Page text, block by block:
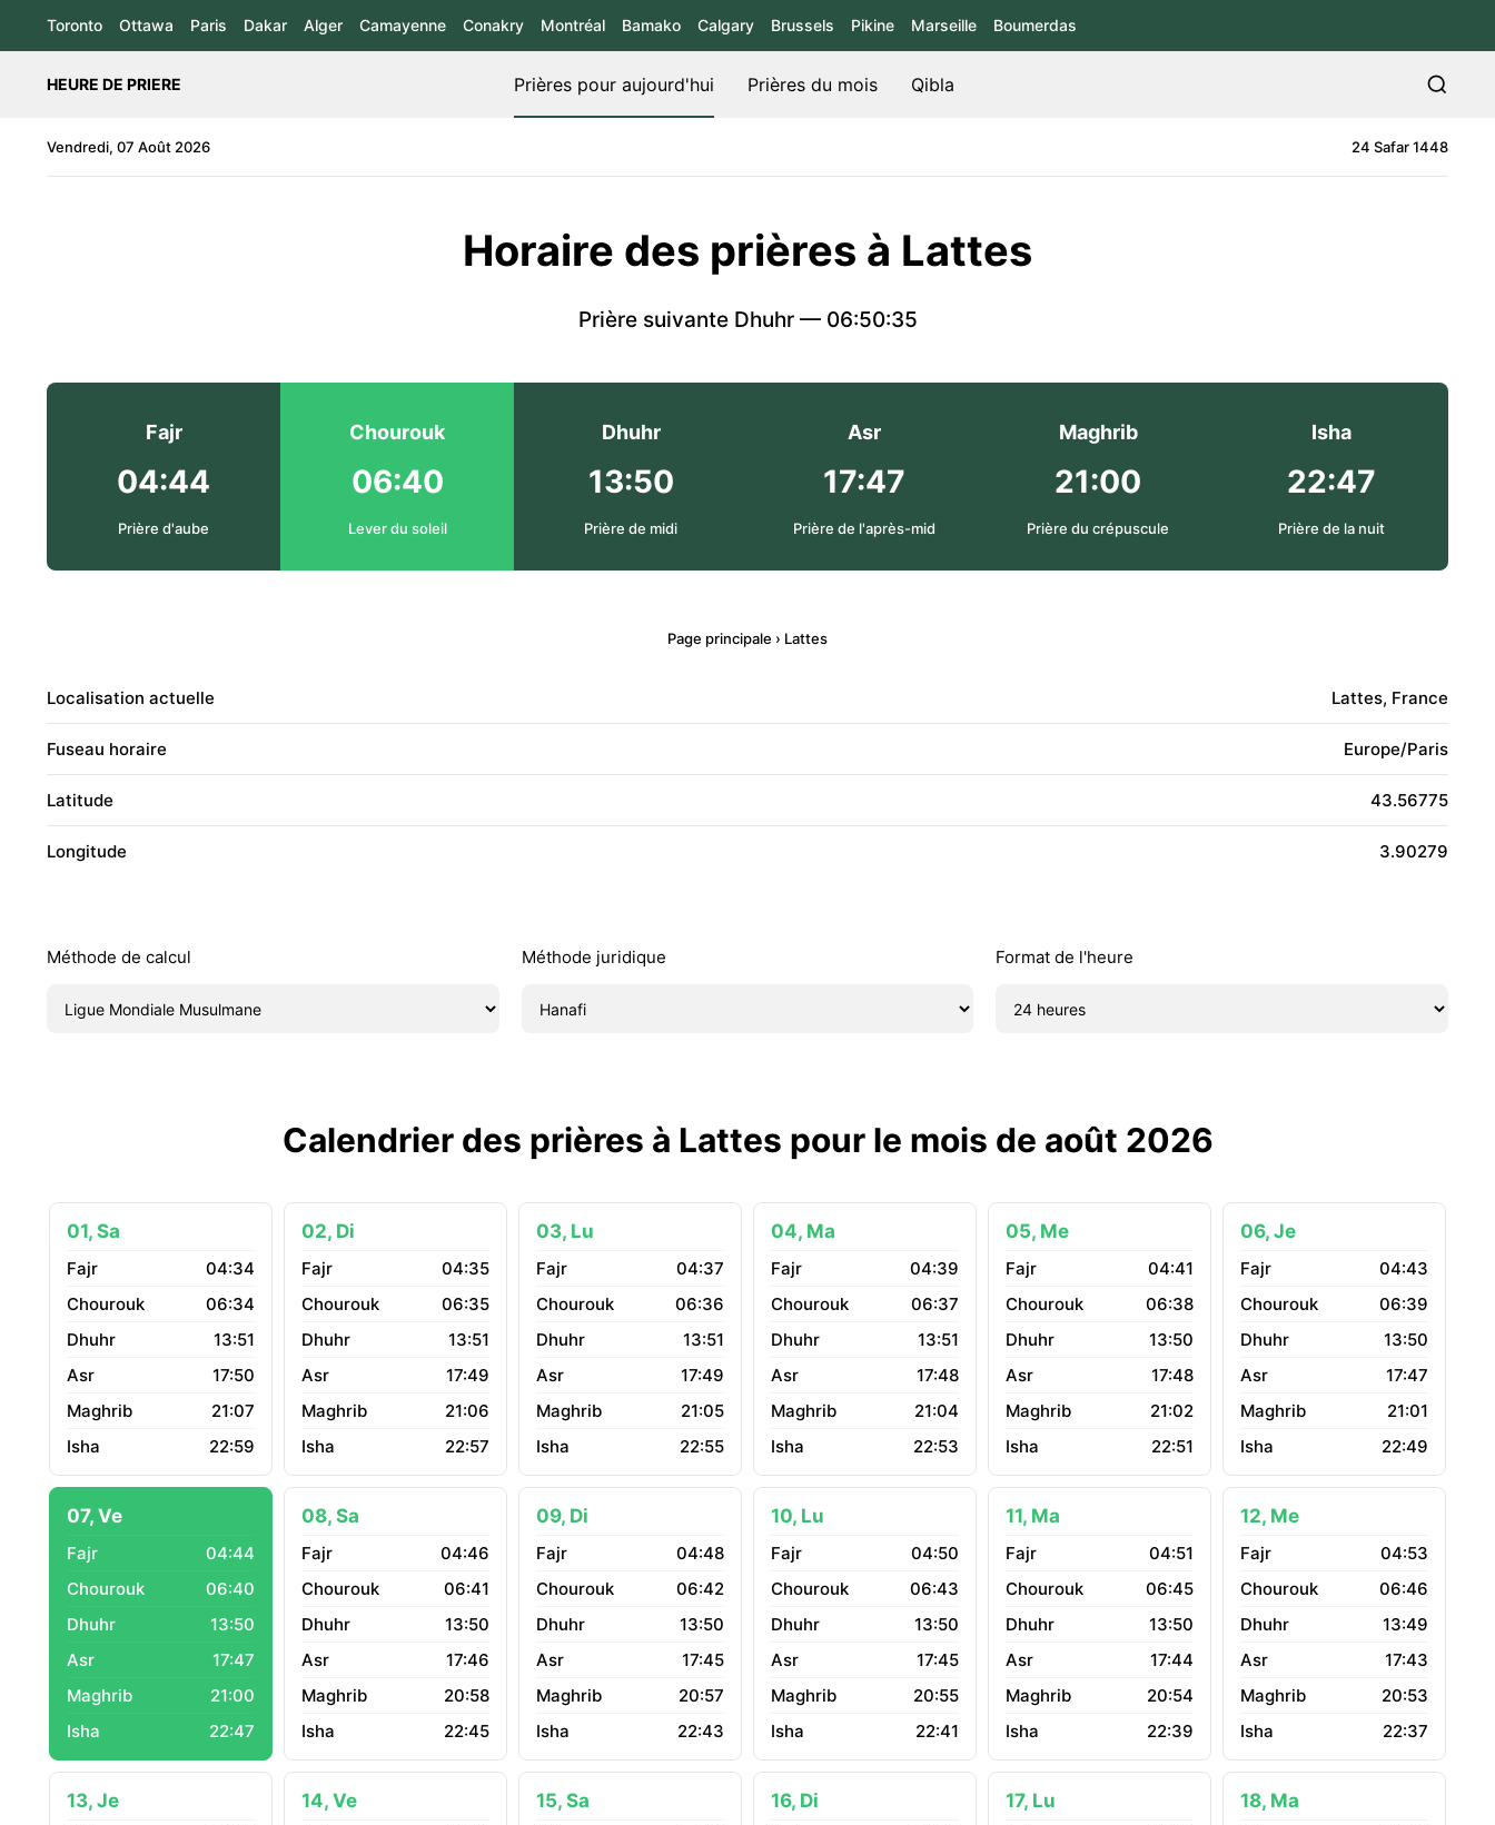
Toronto Ottawa Paris Dakar Alger Camayenne Conakry Montréal Bamako Calgary Brussels Pikine Marseille Boumerdas
HEURE DE PRIERE Prières pour aujourd'hui Prières du mois Qibla
Vendredi, 07 Août 2026 24 Safar 1448
Horaire des prières à Lattes
Prière suivante Dhuhr — 06:50:35
Fajr
04:44
Prière d'aube
Chourouk
06:40
Lever du soleil
Dhuhr
13:50
Prière de midi
Asr
17:47
Prière de l'après-mid
Maghrib
21:00
Prière du crépuscule
Isha
22:47
Prière de la nuit
Page principale › Lattes
Localisation actuelle Lattes, France
Fuseau horaire Europe/Paris
Latitude 43.56775
Longitude 3.90279
Méthode de calcul Méthode juridique Format de l'heure
Calendrier des prières à Lattes pour le mois de août 2026
01, Sa
04:34
06:34
13:51
17:50
21:07
22:59
02, Di
04:35
06:35
13:51
17:49
21:06
22:57
03, Lu
04:37
06:36
13:51
17:49
21:05
22:55
04, Ma
04:39
06:37
13:51
17:48
21:04
22:53
05, Me
04:41
06:38
13:50
17:48
21:02
22:51
06, Je
04:43
06:39
13:50
17:47
21:01
22:49
07, Ve
04:44
06:40
13:50
17:47
21:00
22:47
08, Sa
04:46
06:41
13:50
17:46
20:58
22:45
09, Di
04:48
06:42
13:50
17:45
20:57
22:43
10, Lu
04:50
06:43
13:50
17:45
20:55
22:41
11, Ma
04:51
06:45
13:50
17:44
20:54
22:39
12, Me
04:53
06:46
13:49
17:43
20:53
22:37
13, Je 14, Ve 15, Sa 16, Di 17, Lu 18, Ma